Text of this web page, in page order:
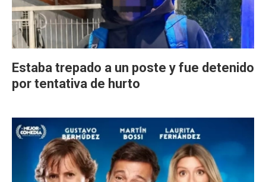
Estaba trepado a un poste y fue detenido
por tentativa de hurto